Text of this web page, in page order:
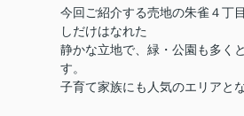
今回ご紹介する売地の朱雀４丁
しだけはなれた
静かな立地で、緑・公園も多く
す。
子育て家族にも人気のエリアと